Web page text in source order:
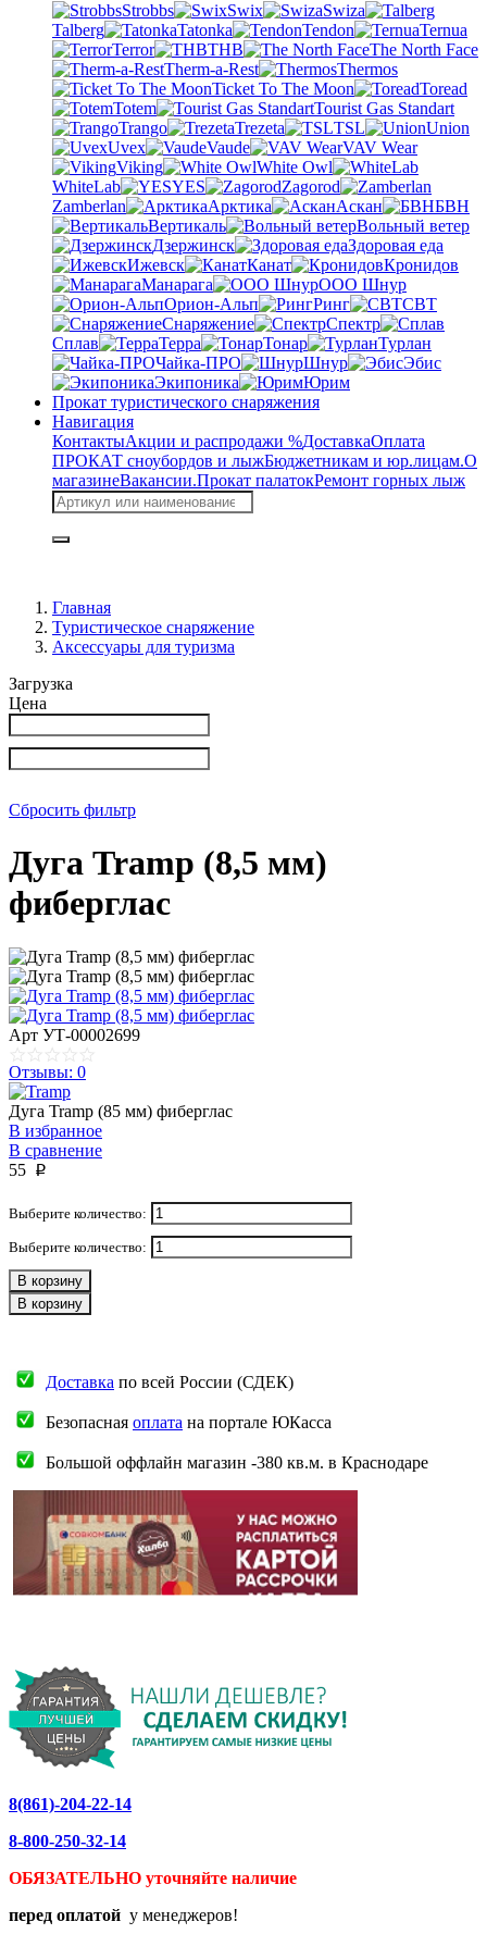
Strobbs Swix
Swiza
Talberg
Tatonka Tendon
Ternua
Terror
THB
The North Face
Therm-a-Rest
Thermos
Ticket To The Moon
Toread
Totem
Tourist Gas Standart
Trango
Trezeta TSL
Union
Uvex
Vaude
VAV Wear
Viking
White Owl
WhiteLab
YES
Zagorod
Zamberlan
Арктика Аскан
БВН
Вертикаль
Вольный ветер
Дзержинск
Здоровая еда
Ижевск
Канат
Кронидов
Манарага
ООО Шнур
Орион-Альп
Ринг
СВТ
Снаряжение
Спектр
Сплав
Терра Тонар
Турлан
Чайка-ПРО
Шнур
Эбис
Экипоника
Юрим
Прокат туристического снаряжения
Навигация
КонтактыАкции и распродажи %ДоставкаОплата
ПРОКАТ сноубордов и лыжБюджетникам и юр.лицам.О
магазинеВакансии.Прокат палатокРемонт горных лыж
Главная
Туристическое снаряжение
Аксессуары для туризма
Загрузка
Цена
Сбросить фильтр
Дуга Tramp (8,5 мм)
фиберглас
Арт УТ-00002699
Отзывы: 0
Дуга Tramp (85 мм) фиберглас
В избранное
В сравнение
55 p
Выберите количество:
Выберите количество:
В корзину
В корзину
Доставка по всей России (СДЕК)
Безопасная оплата на портале ЮКасса
Большой оффлайн магазин -380 кв.м. в Краснодаре
8(861)-204-22-14
8-800-250-32-14
ОБЯЗАТЕЛЬНО уточняйте наличие
перед оплатой у менеджеров!